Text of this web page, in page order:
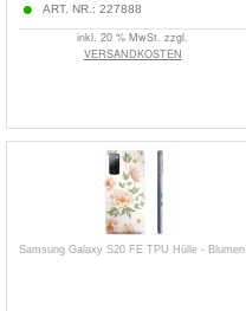
ART. NR.: 227888
inkl. 20 % MwSt. zzgl.
VERSANDKOSTEN
Samsung Galaxy S20 FE TPU Hülle - Blumen